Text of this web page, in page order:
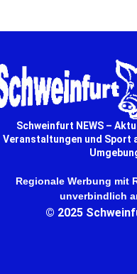
Schweinfurt NEWS –
Veranstaltungen und Sport
Regionale Werbung mit
unverbindlich
© 2025